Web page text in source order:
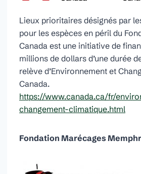
Lieux prioritaires désignés par
pour les espèces en péril du
Canada est une initiative de
millions de dollars d’une durée
relève d’Environnement et
Canada.
https://www.canada.ca/fr/
changement-climatique.html
Fondation Marécages